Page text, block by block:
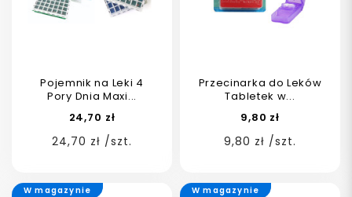
Pojemnik na Leki 4
Pory Dnia Maxi...
24,70 zł
24,70 zł /szt.
Przecinarka do Leków
Tabletek w...
9,80 zł
9,80 zł /szt.
W magazynie W magazynie